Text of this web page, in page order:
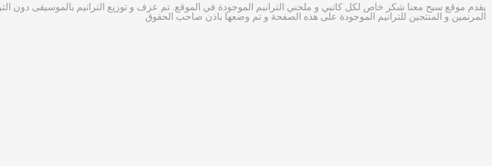
يقدم موقع سبح معنا شكر خاص لكل كاتبي و ملحني الترانيم الموجودة في الموقع. تم عزف و توزيع الترانيم بالموسيقى دون
المرنمين و المنتجين للترانيم الموجودة على هذه الصفحة و تم وضعها باذن صاحب الحقوق